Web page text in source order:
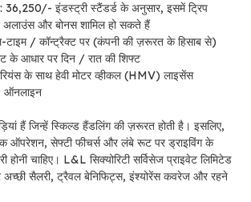
36,250/- इंडस्ट्री स्टैंडर्ड के अनुसार, इसमें ट्रिप
और बोनस शामिल हो सकते हैं
टाइम / कॉन्ट्रैक्ट पर (कंपनी की ज़रूरत के हिसाब से)
के आधार पर दिन / रात की शिफ्ट
के साथ हेवी मोटर व्हीकल (HMV) लाइसेंस
ऑनलाइन
हैं जिन्हें स्किल्ड हैंडलिंग की ज़रूरत होती है। इसलिए,
ऑपरेशन, सेफ्टी फीचर्स और लंबे रूट पर ड्राइविंग के
होनी चाहिए। L&L सिक्योरिटी सर्विसेज प्राइवेट लिमिटेड
सैलरी, ट्रैवल बेनिफिट्स, इंश्योरेंस कवरेज और रहने